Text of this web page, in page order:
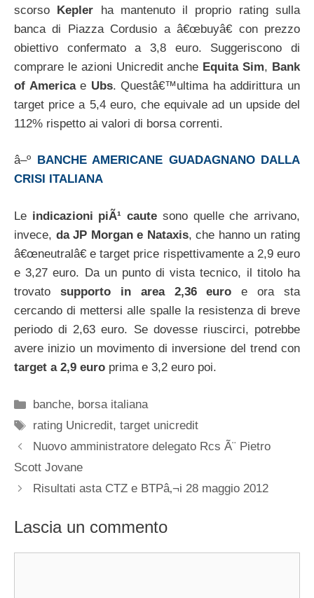
scorso Kepler ha mantenuto il proprio rating sulla
banca di Piazza Cordusio a â€œbuyâ€ con prezzo
obiettivo confermato a 3,8 euro. Suggeriscono di
comprare le azioni Unicredit anche Equita Sim, Bank
of Americae Ubs. Questâ€™ultima ha addirittura un
target price a 5,4 euro, che equivale ad un upside del
112% rispetto ai valori di borsa correnti.
â–º
BANCHE AMERICANE GUADAGNANO DALLA
CRISI ITALIANA
Le indicazioni piÃ¹ caute sono quelle che arrivano,
invece, da JP Morgan e Nataxis, che hanno un rating
â€œneutralâ€ e target price rispettivamente a 2,9 euro
e 3,27 euro. Da un punto di vista tecnico, il titolo ha
trovato supporto in area 2,36 euroe ora sta
cercando di mettersi alle spalle la resistenza di breve
periodo di 2,63 euro. Se dovesse riuscirci, potrebbe
avere inizio un movimento di inversione del trend con
target a 2,9 euro prima e 3,2 euro poi.
Categorie
banche, borsa italiana
Tag
rating Unicredit,target unicredit
Nuovo amministratore delegato Rcs Ã¨ Pietro
Scott Jovane
Risultati asta CTZ e BTPâ‚¬i 28 maggio 2012
Lascia un commento